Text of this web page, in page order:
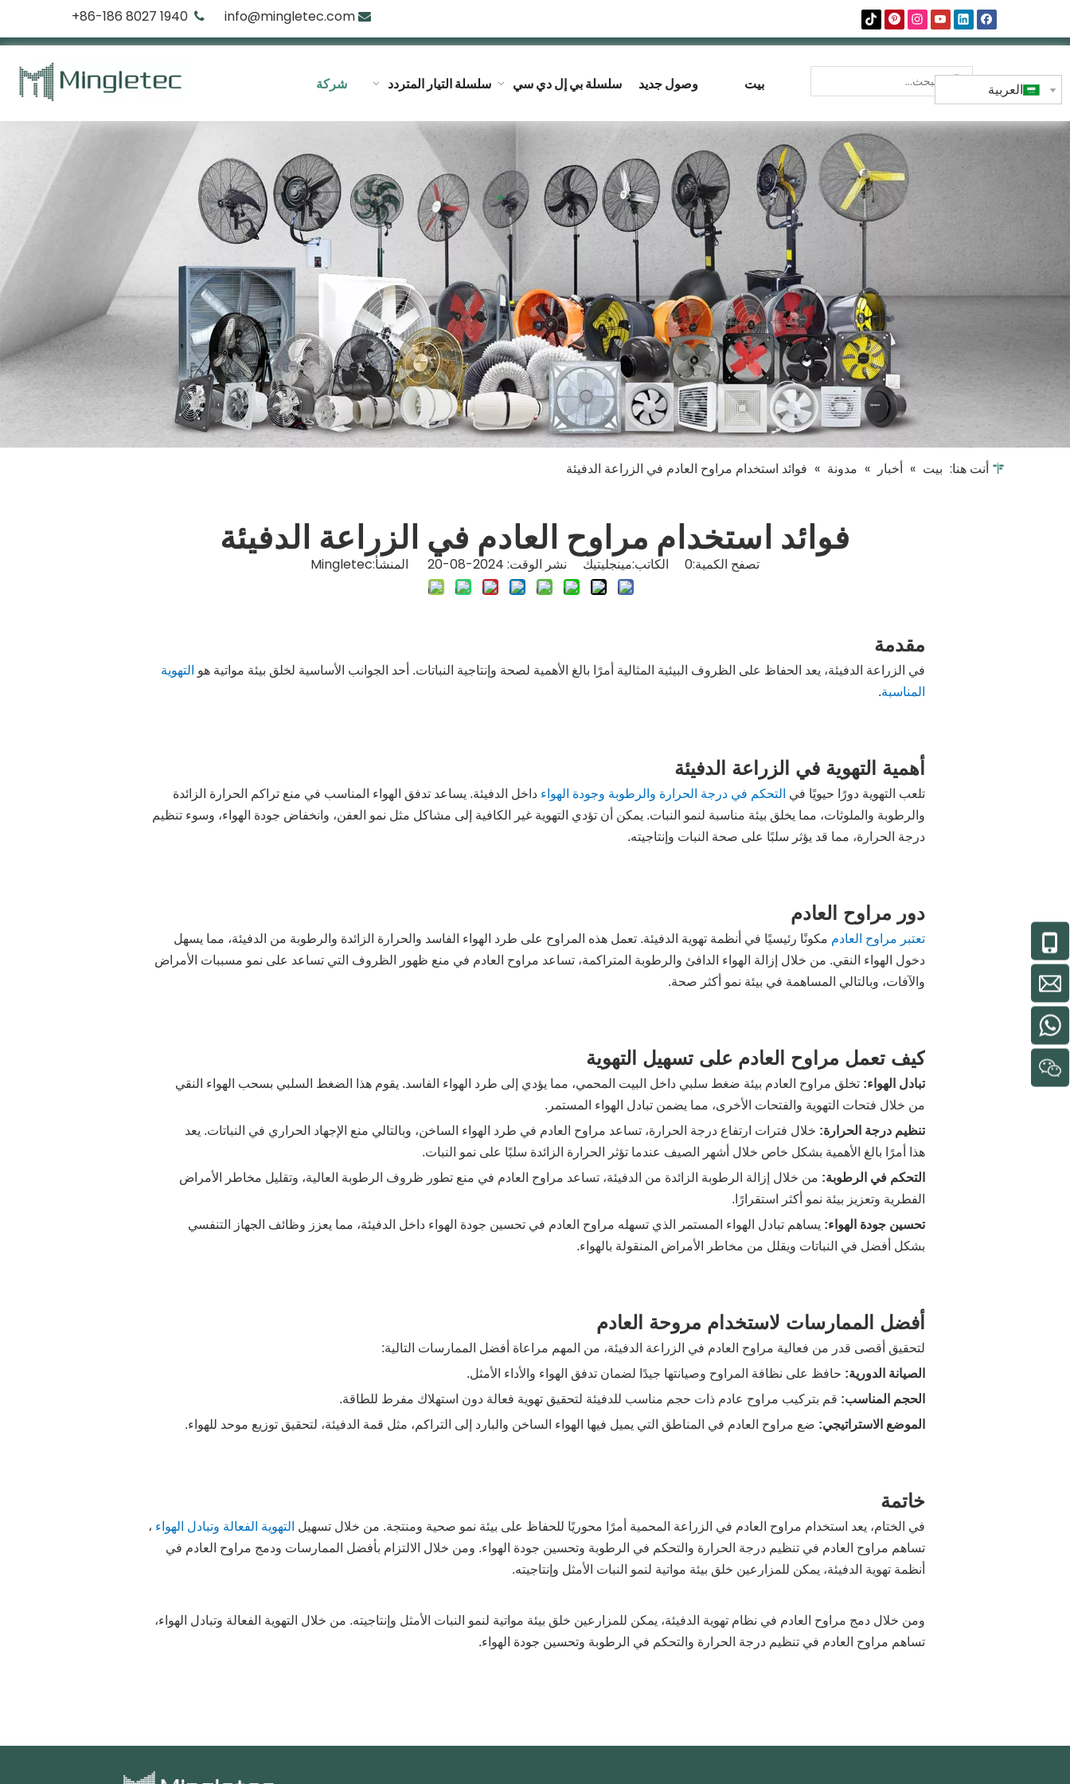
 
info@mingletec.com
بيت وصول جديد سلسلة بي إل دي سي سلسلة التيار المتردد شركة العربية
أنت هنا: بيت » أخبار » مدونة » فوائد استخدام مراوح العادم في الزراعة الدفيئة
فوائد استخدام مراوح العادم في الزراعة الدفيئة
تصفح الكمية:0 الكاتب:مينجليتيك نشر الوقت: 2024-08-20 المنشأ: Mingletec
مقدمة
في الزراعة الدفيئة، يعد الحفاظ على الظروف البيئية المثالية أمرًا بالغ الأهمية لصحة وإنتاجية النباتات. أحد الجوانب الأساسية لخلق بيئة مواتية هو التهوية
المناسبة.
أهمية التهوية في الزراعة الدفيئة
تلعب التهوية دورًا حيويًا في التحكم في درجة الحرارة والرطوبة وجودة الهواء داخل الدفيئة. يساعد تدفق الهواء المناسب في منع تراكم الحرارة الزائدة
والرطوبة والملوثات، مما يخلق بيئة مناسبة لنمو النبات. يمكن أن تؤدي التهوية غير الكافية إلى مشاكل مثل نمو العفن، وانخفاض جودة الهواء، وسوء تنظيم
درجة الحرارة، مما قد يؤثر سلبًا على صحة النبات وإنتاجيته.
دور مراوح العادم
تعتبر مراوح العادم مكونًا رئيسيًا في أنظمة تهوية الدفيئة. تعمل هذه المراوح على طرد الهواء الفاسد والحرارة الزائدة والرطوبة من الدفيئة، مما يسهل
دخول الهواء النقي. من خلال إزالة الهواء الدافئ والرطوبة المتراكمة، تساعد مراوح العادم في منع ظهور الظروف التي تساعد على نمو مسببات الأمراض
والآفات، وبالتالي المساهمة في بيئة نمو أكثر صحة.
كيف تعمل مراوح العادم على تسهيل التهوية
تبادل الهواء: تخلق مراوح العادم بيئة ضغط سلبي داخل البيت المحمي، مما يؤدي إلى طرد الهواء الفاسد. يقوم هذا الضغط السلبي بسحب الهواء النقي
من خلال فتحات التهوية والفتحات الأخرى، مما يضمن تبادل الهواء المستمر.
تنظيم درجة الحرارة: خلال فترات ارتفاع درجة الحرارة، تساعد مراوح العادم في طرد الهواء الساخن، وبالتالي منع الإجهاد الحراري في النباتات. يعد
هذا أمرًا بالغ الأهمية بشكل خاص خلال أشهر الصيف عندما تؤثر الحرارة الزائدة سلبًا على نمو النبات.
التحكم في الرطوبة: من خلال إزالة الرطوبة الزائدة من الدفيئة، تساعد مراوح العادم في منع تطور ظروف الرطوبة العالية، وتقليل مخاطر الأمراض
الفطرية وتعزيز بيئة نمو أكثر استقرارًا.
تحسين جودة الهواء: يساهم تبادل الهواء المستمر الذي تسهله مراوح العادم في تحسين جودة الهواء داخل الدفيئة، مما يعزز وظائف الجهاز التنفسي
بشكل أفضل في النباتات ويقلل من مخاطر الأمراض المنقولة بالهواء.
أفضل الممارسات لاستخدام مروحة العادم
لتحقيق أقصى قدر من فعالية مراوح العادم في الزراعة الدفيئة، من المهم مراعاة أفضل الممارسات التالية:
الصيانة الدورية: حافظ على نظافة المراوح وصيانتها جيدًا لضمان تدفق الهواء والأداء الأمثل.
الحجم المناسب: قم بتركيب مراوح عادم ذات حجم مناسب للدفيئة لتحقيق تهوية فعالة دون استهلاك مفرط للطاقة.
الموضع الاستراتيجي: ضع مراوح العادم في المناطق التي يميل فيها الهواء الساخن والبارد إلى التراكم، مثل قمة الدفيئة، لتحقيق توزيع موحد للهواء.
خاتمة
في الختام، يعد استخدام مراوح العادم في الزراعة المحمية أمرًا محوريًا للحفاظ على بيئة نمو صحية ومنتجة. من خلال تسهيل التهوية الفعالة وتبادل الهواء ،
تساهم مراوح العادم في تنظيم درجة الحرارة والتحكم في الرطوبة وتحسين جودة الهواء. ومن خلال الالتزام بأفضل الممارسات ودمج مراوح العادم في
أنظمة تهوية الدفيئة، يمكن للمزارعين خلق بيئة مواتية لنمو النبات الأمثل وإنتاجيته.
ومن خلال دمج مراوح العادم في نظام تهوية الدفيئة، يمكن للمزارعين خلق بيئة مواتية لنمو النبات الأمثل وإنتاجيته. من خلال التهوية الفعالة وتبادل الهواء،
تساهم مراوح العادم في تنظيم درجة الحرارة والتحكم في الرطوبة وتحسين جودة الهواء.